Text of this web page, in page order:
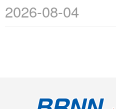
2026-08-04